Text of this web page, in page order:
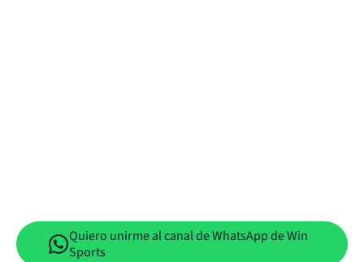
Quiero unirme al canal de WhatsApp de Win
Sports